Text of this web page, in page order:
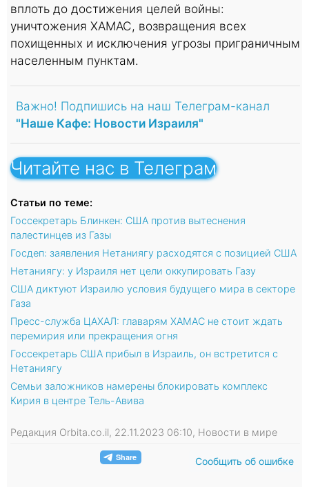
вплоть до достижения целей войны:
уничтожения ХАМАС, возвращения всех
похищенных и исключения угрозы приграничным
населенным пунктам.
Важно! Подпишись на наш Телеграм-канал
"Наше Кафе: Новости Израиля"
Читайте нас в Телеграм
Статьи по теме:
Госсекретарь Блинкен: США против вытеснения
палестинцев из Газы
Госдеп: заявления Нетаниягу расходятся с позицией США
Нетаниягу: у Израиля нет цели оккупировать Газу
США диктуют Израилю условия будущего мира в секторе
Газа
Пресс-служба ЦАХАЛ: главарям ХАМАС не стоит ждать
перемирия или прекращения огня
Госсекретарь США прибыл в Израиль, он встретится с
Нетаниягу
Семьи заложников намерены блокировать комплекс
Кирия в центре Тель-Авива
Редакция Orbita.co.il, 22.11.2023 06:10, Новости в мире
Сообщить об ошибке